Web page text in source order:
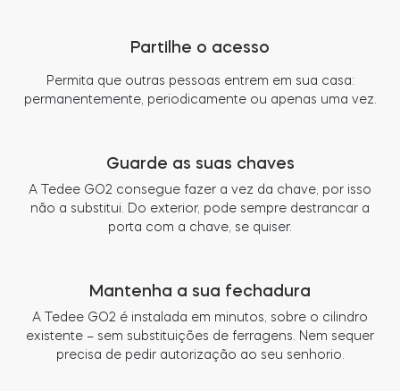
Partilhe o acesso
Permita que outras pessoas entrem em sua casa:
permanentemente, periodicamente ou apenas uma vez.
Guarde as suas chaves
A Tedee GO2 consegue fazer a vez da chave, por isso
não a substitui. Do exterior, pode sempre destrancar a
porta com a chave, se quiser.
Mantenha a sua fechadura
A Tedee GO2 é instalada em minutos, sobre o cilindro
existente – sem substituições de ferragens. Nem sequer
precisa de pedir autorização ao seu senhorio.